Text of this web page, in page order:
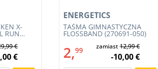
X-
RUN
€
€
TAŚMA GIMNASTYCZNA
FLOSSBAND (270691-050)
ENERGETICS
2,99 zamiast12,99 €
-10,00 €